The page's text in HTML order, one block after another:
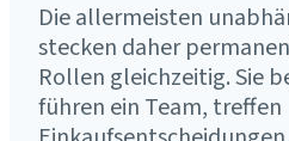
Die allermeisten
stecken daher
Rollen gleichzeitig. Sie
führen ein Team, treffen